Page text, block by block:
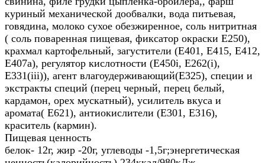
куриный механической дообвалки, вода питьевая,
говядина, молоко сухое обезжиренное, соль нитритная
( соль поваренная пищевая, фиксатор окраски Е250),
крахмал картофельный, загустители (Е401, Е415, Е412,
Е407а), регулятор кислотности (Е450i, Е262(i),
Е331(iii)), агент влагоудерживающий(Е325), специи и
экстракты специй (перец черный, перец белый,
кардамон, орех мускатный), усилитель вкуса и
аромата( Е621), антиокислители (Е301, Е316),
краситель (кармин).
Пищевая ценность
белок- 12г, жир -20г, углеводы -1,5г;энергетическая